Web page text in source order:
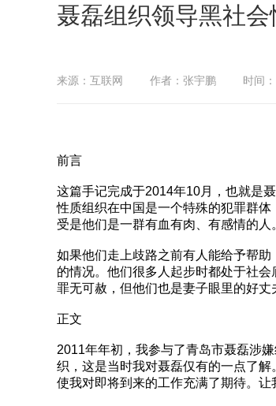
聂磊组织领导黑社
来源：互联网 作者：张宇鹏 时间
前言
这篇手记完成于2014年10月，也就是
性质组织在中国是一个特殊的犯罪群
受是他们是一群有血有肉、有感情的人
如果他们走上歧路之前有人能给予帮
的情况。他们很多人起步时都处于社
罪无可赦，但他们也是妻子眼里的好
正文
2011年年初，我参与了青岛市聂磊涉
织，这是当时我对聂磊仅有的一点了
使我对即将到来的工作充满了期待。